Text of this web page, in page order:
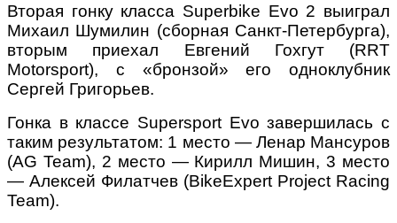
Вторая гонку класса Superbike Evo 2 выиграл
Михаил Шумилин (сборная Санкт-Петербурга),
вторым приехал Евгений Гохгут (RRT
Motorsport), с «бронзой» его одноклубник
Сергей Григорьев.
Гонка в классе Supersport Evo завершилась с
таким результатом: 1 место — Ленар Мансуров
(AG Team), 2 место — Кирилл Мишин, 3 место
— Алексей Филатчев (BikeExpert Project Racing
Team).